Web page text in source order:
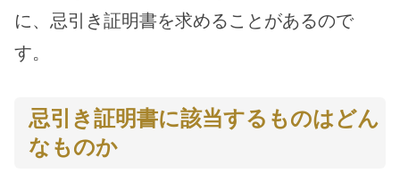
に、忌引き証明書を求めることがあるので
す。
忌引き証明書に該当するものはどん
なものか